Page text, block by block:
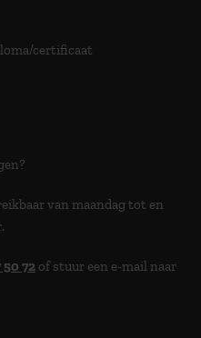
certificaat
van maandag tot en
50 72 of stuur een e-mail naar